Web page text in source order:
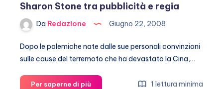
Sharon Stone tra pubblicità e regia
Da Redazione Giugno 22, 2008
Dopo le polemiche nate dalle sue personali convinzioni
sulle cause del terremoto che ha devastato la Cina,…
Per saperne di più 1 lettura minima